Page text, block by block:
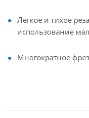
Легкое и тихое
использование
Многократное